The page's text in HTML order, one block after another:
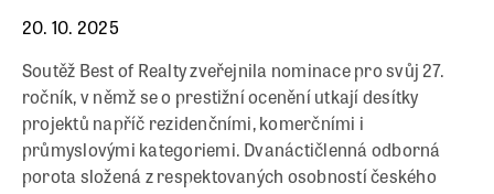
20. 10. 2025
Soutěž Best of Realty zveřejnila nominace pro svůj 27.
ročník, v němž se o prestižní ocenění utkají desítky
projektů napříč rezidenčními, komerčními i
průmyslovými kategoriemi. Dvanáctičlenná odborná
porota složená z respektovaných osobností českého